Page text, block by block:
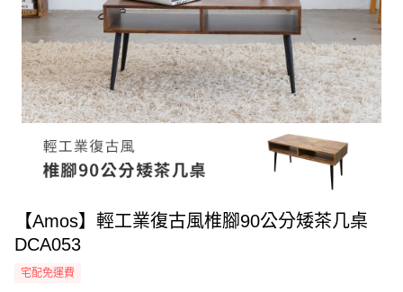
【Amos】輕工業復古風椎腳90公分矮茶几桌
DCA053
宅配免運費